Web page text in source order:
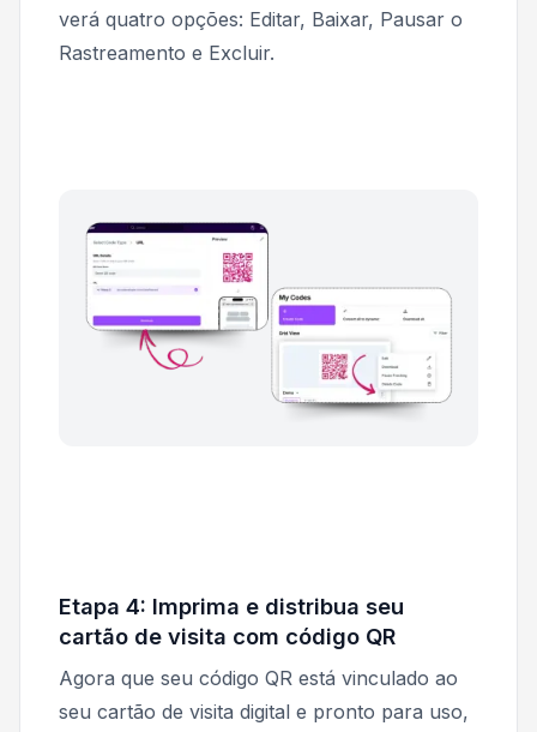
verá quatro opções: Editar, Baixar, Pausar o
Rastreamento e Excluir.
Etapa 4: Imprima e distribua seu
cartão de visita com código QR
Agora que seu código QR está vinculado ao
seu cartão de visita digital e pronto para uso,